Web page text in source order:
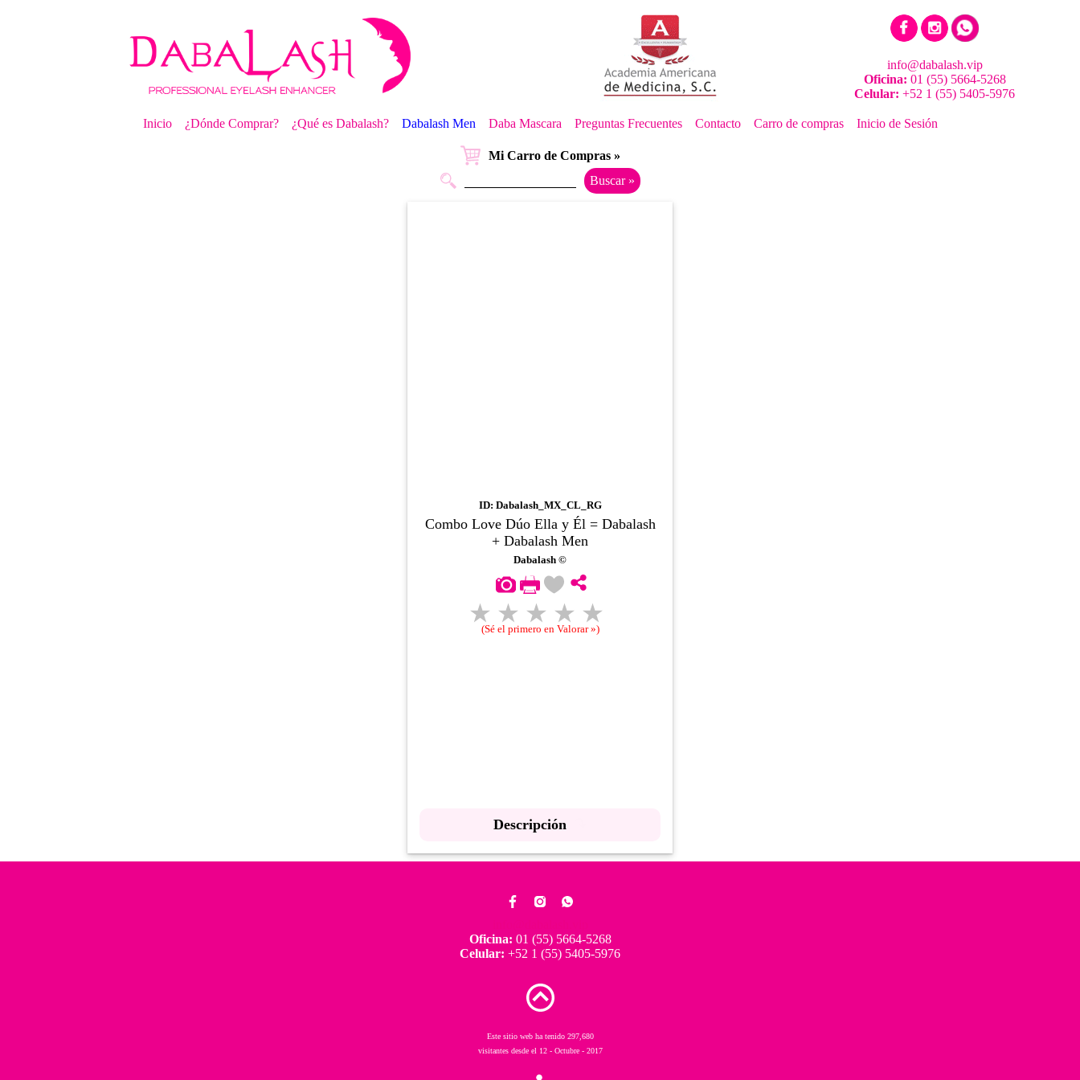
info@dabalash.vip
Oficina: 01 (55) 5664-5268
Celular: +52 1 (55) 5405-5976
Inicio ¿Dónde Comprar? ¿Qué es Dabalash? Dabalash Men Daba Mascara Preguntas Frecuentes Contacto Carro de compras Inicio de Sesión
Mi Carro de Compras »
ID: Dabalash_MX_CL_RG
Combo Love Dúo Ella y Él = Dabalash
+ Dabalash Men
Dabalash ©
(Sé el primero en Valorar »)
Descripción
Oficina: 01 (55) 5664-5268
Celular: +52 1 (55) 5405-5976
Este sitio web ha tenido 297,680
visitantes desde el 12 - Octubre - 2017